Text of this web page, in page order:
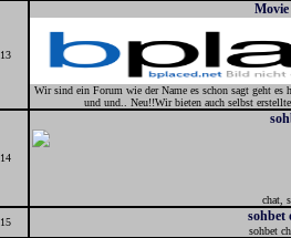
13
Wir sind ein Forum wie der Name es schon sagt geht
und und.. Neu!!Wir bieten auch selbst
14
chat,
15
sohbet
sohbet